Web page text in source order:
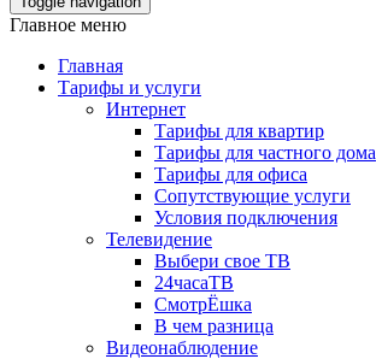
Главное меню
Главная
Тарифы и услуги
Интернет
Тарифы для квартир
Тарифы для частного дома
Тарифы для офиса
Сопутствующие услуги
Условия подключения
Телевидение
Выбери свое ТВ
24часаТВ
СмотрЁшка
В чем разница
Видеонаблюдение